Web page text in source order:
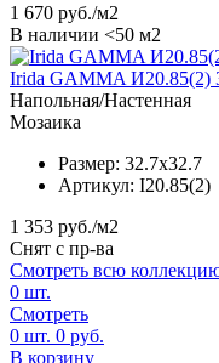
1 670 руб./м2
В наличии <50 м2
Irida GAMMA И20.85(2)
Напольная/Настенная
Мозаика
Размер: 32.7x32.7
Артикул: I20.85(2)
1 353 руб./м2
Снят с пр-ва
Смотреть всю
0 шт.
Смотреть
0 шт. 0 руб.
В корзину